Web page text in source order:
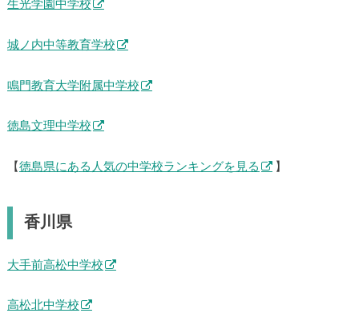
生光学園中学校
城ノ内中等教育学校
鳴門教育大学附属中学校
徳島文理中学校
【 徳島県にある人気の中学校ランキングを見る 】
香川県
大手前高松中学校
高松北中学校